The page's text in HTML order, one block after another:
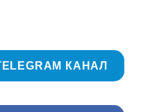
КАНАЛ